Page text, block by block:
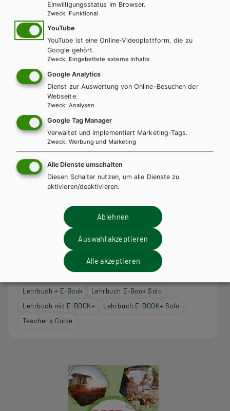
Weitere Bände dieser
Schulbuchreihe
Best Shots for Agriculture and Forestry inkl.
Audiofiles. Basisband
Lehrbuch + E-Book
Lehrbuch E-Book Solo
Lehrbuch mit E-BOOK+
Lehrbuch E-BOOK+ Solo
Teacher´s Guide
Einwilligungsstatus im Browser.
Zweck: Funktional
YouTube
YouTube ist eine Online-Videoplattform, die zu
Google gehört.
Zweck: Eingebettete externe Inhalte
Google Analytics
Dienst zur Auswertung von Online-Besuchen der
Webseite.
Zweck: Analysen
Google Tag Manager
Verwaltet und implementiert Marketing-Tags.
Zweck: Werbung und Marketing
Alle Dienste umschalten
Diesen Schalter nutzen, um alle Dienste zu
aktivieren/deaktivieren.
Ablehnen
Auswahl akzeptieren
Alle akzeptieren